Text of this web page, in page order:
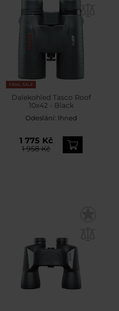
FINAL SALE
Dalekohled Tasco Roof
10x42 - Black
Odeslání: Ihned
1 775 Kč
1 958 Kč